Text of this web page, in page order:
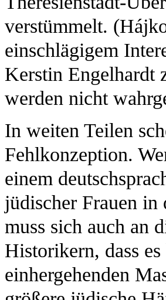
verstümmelt.
einschlägigem
Kerstin Engelhardt
werden nicht
In weiten Teilen
Fehlkonzeption.
einem
jüdischer Frauen in
muss sich auch an
Historikern, dass
einhergehenden